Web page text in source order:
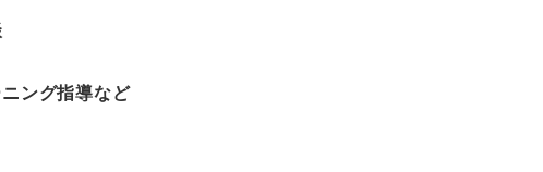
ング指導など